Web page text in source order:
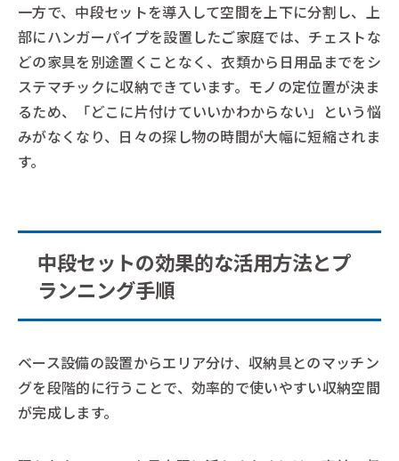
一方で、中段セットを導入して空間を上下に分割し、上
部にハンガーパイプを設置したご家庭では、チェストな
どの家具を別途置くことなく、衣類から日用品までをシ
ステマチックに収納できています。モノの定位置が決ま
るため、「どこに片付けていいかわからない」という悩
みがなくなり、日々の探し物の時間が大幅に短縮されま
す。
中段セットの効果的な活用方法とプ
ランニング手順
ベース設備の設置からエリア分け、収納具とのマッチン
グを段階的に行うことで、効率的で使いやすい収納空間
が完成します。